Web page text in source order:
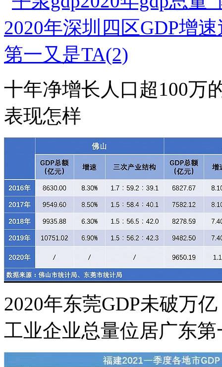
十年净增长人口超100万
表现怎样
2020年东莞GDP未破万
工业企业总量位居广东第